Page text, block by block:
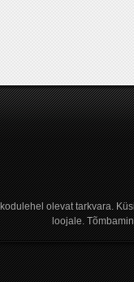
olevat tarkvara.
loojale.